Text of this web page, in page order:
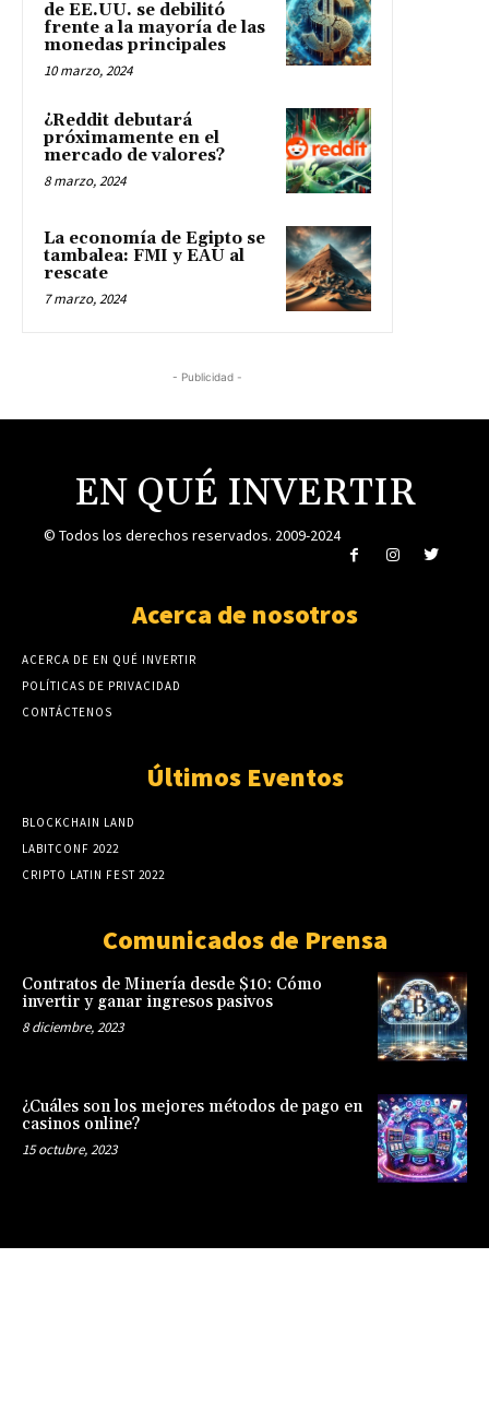
de EE.UU. se debilitó
frente a la mayoría de las
monedas principales
10 marzo, 2024
¿Reddit debutará
próximamente en el
mercado de valores?
8 marzo, 2024
La economía de Egipto se
tambalea: FMI y EAU al
rescate
7 marzo, 2024
- Publicidad -
EN QUÉ INVERTIR
© Todos los derechos reservados. 2009-2024
Acerca de nosotros
ACERCA DE EN QUÉ INVERTIR
POLÍTICAS DE PRIVACIDAD
CONTÁCTENOS
Últimos Eventos
BLOCKCHAIN LAND
LABITCONF 2022
CRIPTO LATIN FEST 2022
Comunicados de Prensa
Contratos de Minería desde $10: Cómo
invertir y ganar ingresos pasivos
8 diciembre, 2023
¿Cuáles son los mejores métodos de pago en
casinos online?
15 octubre, 2023